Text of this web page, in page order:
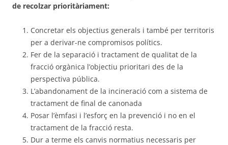
de recolzar prioritàriament:
Concretar els objectius generals i també per territoris
per a derivar-ne compromisos polítics.
Fer de la separació i tractament de qualitat de la
fracció orgànica l’objectiu prioritari des de la
perspectiva pública.
L’abandonament de la incineració com a sistema de
tractament de final de canonada
Posar l’èmfasi i l’esforç en la prevenció i no en el
tractament de la fracció resta.
Dur a terme els canvis normatius necessaris per